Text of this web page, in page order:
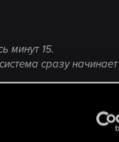
минут 15.
сразу начинает
вынужденными
что большинство